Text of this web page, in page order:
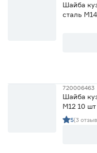
Шайба
сталь
720006463
Шайба
М12 10 шт
5(3